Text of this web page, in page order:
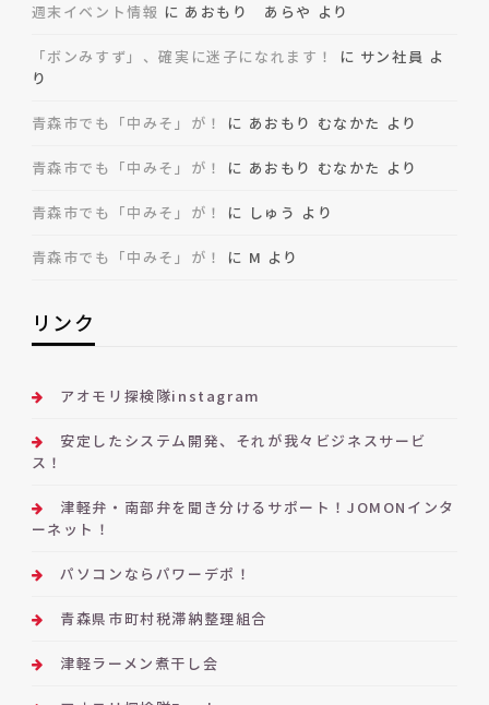
週末イベント情報 に あおもり あらや より
「ボンみすず」、確実に迷子になれます！ に サン社員 よ
り
青森市でも「中みそ」が！ に あおもり むなかた より
青森市でも「中みそ」が！ に あおもり むなかた より
青森市でも「中みそ」が！ に しゅう より
青森市でも「中みそ」が！ に M より
リンク
アオモリ探検隊instagram
安定したシステム開発、それが我々ビジネスサービ
ス！
津軽弁・南部弁を聞き分けるサポート！JOMONインタ
ーネット！
パソコンならパワーデポ！
青森県市町村税滞納整理組合
津軽ラーメン煮干し会